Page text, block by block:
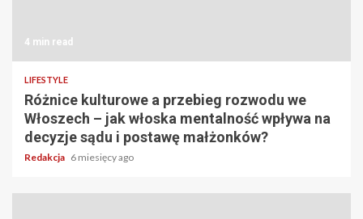
4 min read
LIFESTYLE
Różnice kulturowe a przebieg rozwodu we
Włoszech – jak włoska mentalność wpływa na
decyzje sądu i postawę małżonków?
Redakcja 6 miesięcy ago